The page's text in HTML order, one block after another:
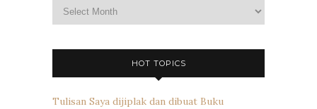
HOT TOPICS
Tulisan Saya dijiplak dan dibuat Buku